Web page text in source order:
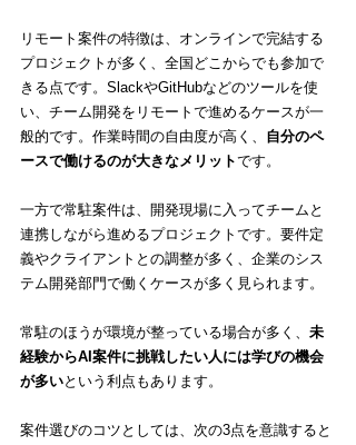
リモート案件の特徴は、オンラインで完結する
プロジェクトが多く、全国どこからでも参加で
きる点です。SlackやGitHubなどのツールを使
い、チーム開発をリモートで進めるケースが一
般的です。作業時間の自由度が高く、 自分のペ
ースで働けるのが大きなメリットです。
一方で常駐案件は、開発現場に入ってチームと
連携しながら進めるプロジェクトです。要件定
義やクライアントとの調整が多く、企業のシス
テム開発部門で働くケースが多く見られます。
常駐のほうが環境が整っている場合が多く、 未
経験からAI案件に挑戦したい人には学びの機会
が多いという利点もあります。
案件選びのコツとしては、次の3点を意識すると